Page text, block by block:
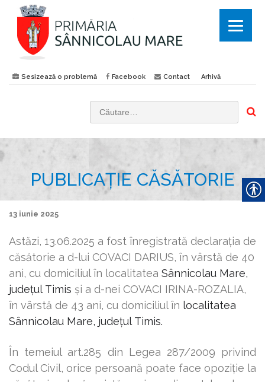
Sesizează o problemă Facebook Contact Arhivă
ă
:
PUBLICAȚIE CĂSĂTORIE
13 iunie 2025
Astăzi, 13.06.2025 a fost înregistrată declaraţia de
căsătorie a d-lui COVACI DARIUS, în vârstă de 40
ani, cu domiciliul în localitatea Sânnicolau Mare,
județul Timis şi a d-nei COVACI IRINA-ROZALIA,
în vârstă de 43 ani, cu domiciliul în localitatea
Sânnicolau Mare, județul Timis.
În temeiul art.285 din Legea 287/2009 privind
Codul Civil, orice persoană poate face opoziţie la